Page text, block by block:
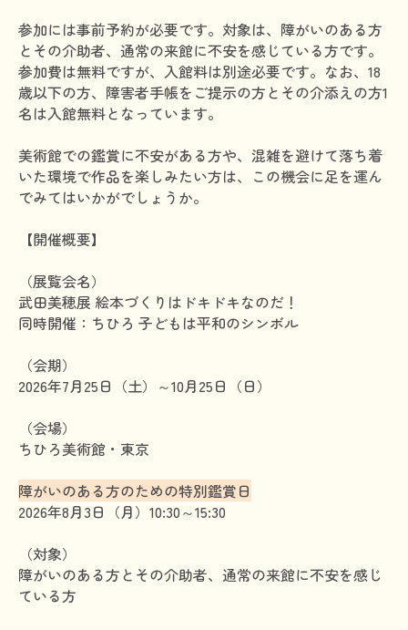
参加には事前予約が必要です。対象は、障がいのある方
とその介助者、通常の来館に不安を感じている方です。
参加費は無料ですが、入館料は別途必要です。なお、18
歳以下の方、障害者手帳をご提示の方とその介添えの方1
名は入館無料となっています。
美術館での鑑賞に不安がある方や、混雑を避けて落ち着
いた環境で作品を楽しみたい方は、この機会に足を運ん
でみてはいかがでしょうか。
【開催概要】
（展覧会名）
武田美穂展 絵本づくりはドキドキなのだ！
同時開催：ちひろ 子どもは平和のシンボル
（会期）
2026年7月25日（土）～10月25日（日）
（会場）
ちひろ美術館・東京
障がいのある方のための特別鑑賞日
2026年8月3日（月）10:30～15:30
（対象）
障がいのある方とその介助者、通常の来館に不安を感じ
ている方